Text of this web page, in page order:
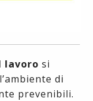
lavoro si
di
prevenibili.